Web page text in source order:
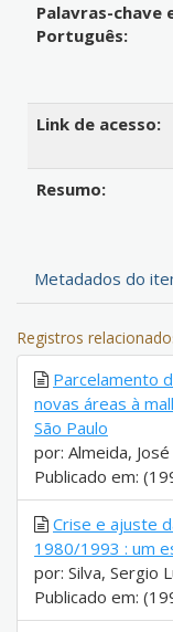
Palavras-chave
Português:
Link de acesso:
Resumo:
Metadados do
Registros
Parcelamento
novas áreas à
São Paulo
por: Almeida,
Publicado em:
Crise e ajuste
1980/1993 : um
por: Silva, Sergio
Publicado em: